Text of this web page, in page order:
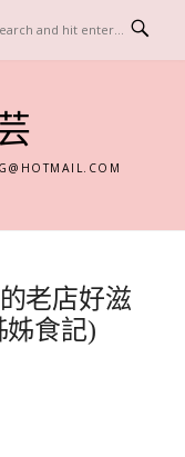
老店好滋
姊食記)